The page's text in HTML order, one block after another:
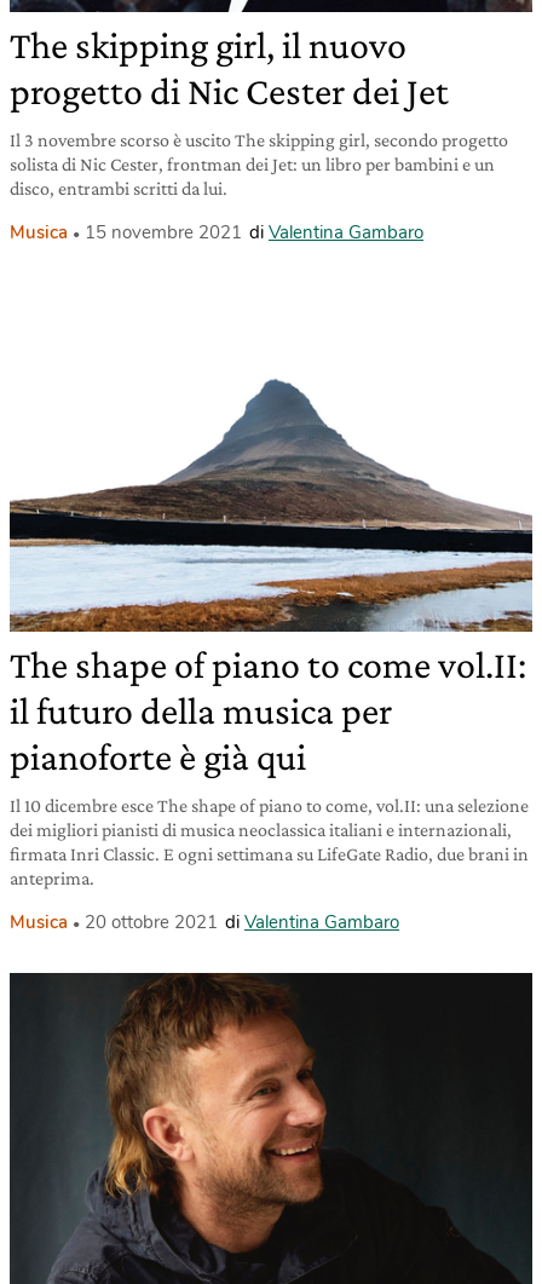
The skipping girl, il nuovo
progetto di Nic Cester dei Jet
Il 3 novembre scorso è uscito The skipping girl, secondo progetto
solista di Nic Cester, frontman dei Jet: un libro per bambini e un
disco, entrambi scritti da lui.
Musica 15 novembre 2021 di Valentina Gambaro
The shape of piano to come vol.II:
il futuro della musica per
pianoforte è già qui
Il 10 dicembre esce The shape of piano to come, vol.II: una selezione
dei migliori pianisti di musica neoclassica italiani e internazionali,
firmata Inri Classic. E ogni settimana su LifeGate Radio, due brani in
anteprima.
Musica 20 ottobre 2021 di Valentina Gambaro